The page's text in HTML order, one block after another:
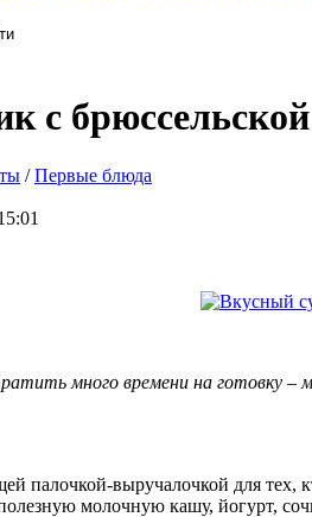
с
/Первые блюда
много времени на готовку
палочкой-выручалочкой для тех,
молочную кашу, йогурт,